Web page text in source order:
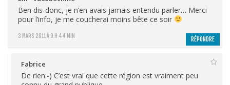
3 MARS 2011 À 9 H 44 MIN
Ben dis-donc, je n’en avais jamais entendu parler… Merci
pour l’info, je me coucherai moins bête ce soir
RÉPONDRE
Fabrice
De rien:-) C’est vrai que cette région est vraiment peu